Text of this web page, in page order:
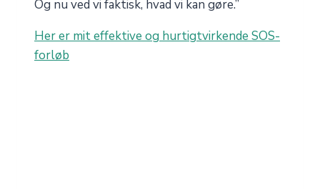
Og nu ved vi faktisk, hvad vi kan gøre.”
Her er mit effektive og hurtigtvirkende SOS-
forløb